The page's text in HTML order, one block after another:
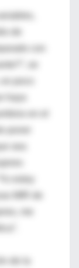
con
poco
haya
me